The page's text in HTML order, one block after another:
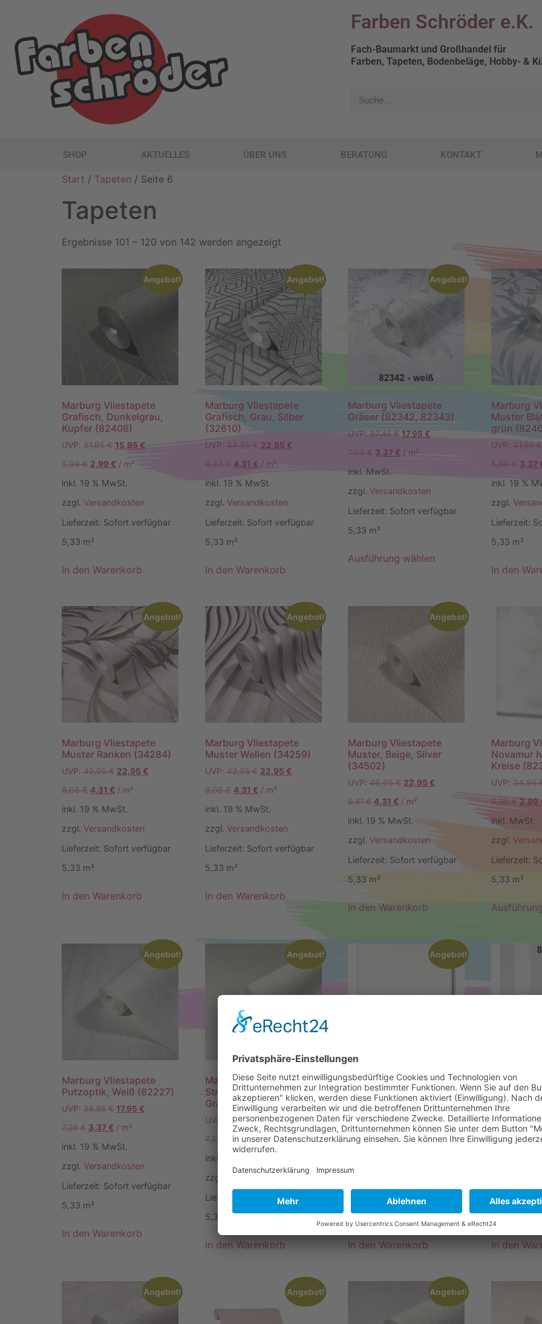
Farben Schröder e.K.
Fach-Baumarkt und Großhandel für
Farben, Tapeten, Bodenbeläge, Hobby- &
SHOP AKTUELLES ÜBER UNS BERATUNG KONTAKT
Start / Tapeten / Seite 6
Tapeten
Ergebnisse 101 – 120 von 142 werden angezeigt
Angebot!
Marburg Vliestapete
Grafisch, Dunkelgrau,
Kupfer (82408)
UVP: 31,95€ 15,95 €
5,99€ 2,99 € / m²
inkl. 19 % MwSt.
zzgl. Versandkosten
Lieferzeit: Sofort verfügbar
5,33 m²
In den Warenkorb
Angebot!
Marburg Vliestapete
Grafisch, Grau, Silber
(32610)
UVP: 44,95€ 22,95 €
8,43€ 4,31 € / m²
inkl. 19 % MwSt.
zzgl. Versandkosten
Lieferzeit: Sofort verfügbar
5,33 m²
In den Warenkorb
Angebot!
Marburg Vliestapete
Gräser (82342, 82343)
UVP: 37,45€ 17,95 €
7,03€ 3,37 € / m²
inkl. MwSt.
zzgl. Versandkosten
Lieferzeit: Sofort verfügbar
5,33 m²
Ausführung wählen
Marburg
Muster
grün
UVP: 31,95€
5,99€ 3,37
inkl. 19 %
zzgl.
Lieferzeit:
5,33 m²
In den
Angebot!
Marburg Vliestapete
Muster Ranken (34284)
UVP: 42,95€ 22,95 €
8,06€ 4,31 € / m²
inkl. 19 % MwSt.
zzgl. Versandkosten
Lieferzeit: Sofort verfügbar
5,33 m²
In den Warenkorb
Angebot!
Marburg Vliestapete
Muster Wellen (34259)
UVP: 42,95€ 22,95 €
8,06€ 4,31 € / m²
inkl. 19 % MwSt.
zzgl. Versandkosten
Lieferzeit: Sofort verfügbar
5,33 m²
In den Warenkorb
Angebot!
Marburg Vliestapete
Muster, Beige, Silver
(34502)
UVP: 46,95€ 22,95 €
8,81€ 4,31 € / m²
inkl. 19 % MwSt.
zzgl. Versandkosten
Lieferzeit: Sofort verfügbar
5,33 m²
In den Warenkorb
Marburg
Novamur
Kreise
UVP: 34,95
6,56€ 2,99
inkl. MwSt.
zzgl.
Lieferzeit:
5,33 m²
Angebot!
Marburg Vliestapete
Putzoptik, Weiß (82227)
UVP: 38,85€ 17,95 €
7,29€ 3,37 € / m²
inkl. 19 % MwSt.
zzgl. Versandkosten
Lieferzeit: Sofort verfügbar
5,33 m²
In den Warenkorb
Angebot!
Marburg Vliestapete
Streifenmuster,
Grauweiß (58430)
UVP: 38,45€ 24,95€
7,21
4,68€/m²
inkl. 19 % MwSt.
zzgl.
Lieferzeit:
Sofort verfügbar
5,33
m²
In den Warenkorb
Angebot!
Marburg Vliestapete
Streifenmuster, Weiß
(51750)
UVP: 39,45€ 16,95€
7,40€ 3,18€/m²
Lieferzeit:Sofort verfügbar
5,33m²
In den Warenkorb
Marburg
Weiß/
UVP: 32,45
6,09€ 2,99
Lieferzeit:
5,33m²
In den
Angebot! Angebot! Angebot!